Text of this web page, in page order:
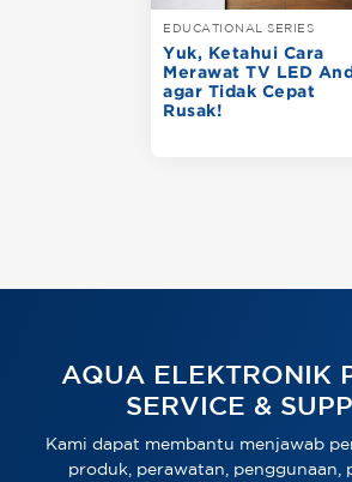
EDUCATIONAL SERIES
Yuk, Ketahui Cara
Merawat TV LED
agar Tidak Cepat
Rusak!
AQUA ELEKTRONIK
SERVICE &
Kami dapat membantu menjawab
produk, perawatan, penggunaan,